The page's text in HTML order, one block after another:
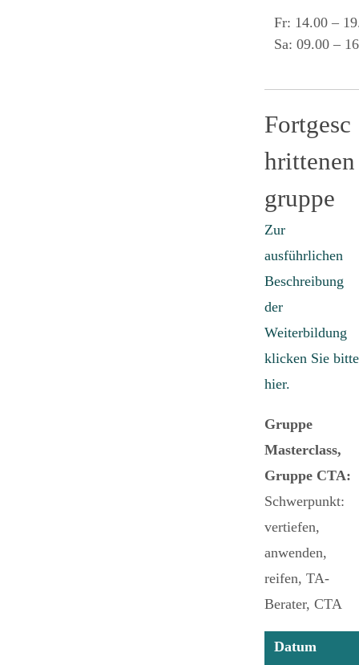
Fr: 14.00 –
Sa: 09.00 –
Fortgesc
hrittenen
gruppe
Zur
ausführlichen
Beschreibung
der
Weiterbildung
klicken Sie bitte
hier.
Gruppe
Masterclass,
Gruppe CTA:
Schwerpunkt:
vertiefen,
anwenden,
reifen, TA-
Berater, CTA
Datum